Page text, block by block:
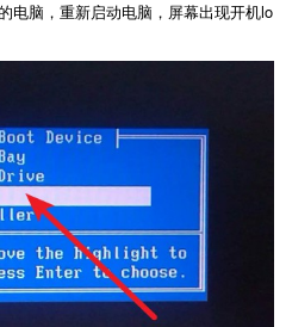
电脑，重新启动电脑，屏幕出现开机lo